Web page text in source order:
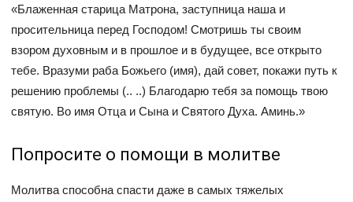
«Блаженная старица Матрона, заступница наша и
просительница перед Господом! Смотришь ты своим
взором духовным и в прошлое и в будущее, все открыто
тебе. Вразуми раба Божьего (имя), дай совет, покажи путь к
решению проблемы (.. ..) Благодарю тебя за помощь твою
святую. Во имя Отца и Сына и Святого Духа. Аминь.»
Попросите о помощи в молитве
Молитва способна спасти даже в самых тяжелых